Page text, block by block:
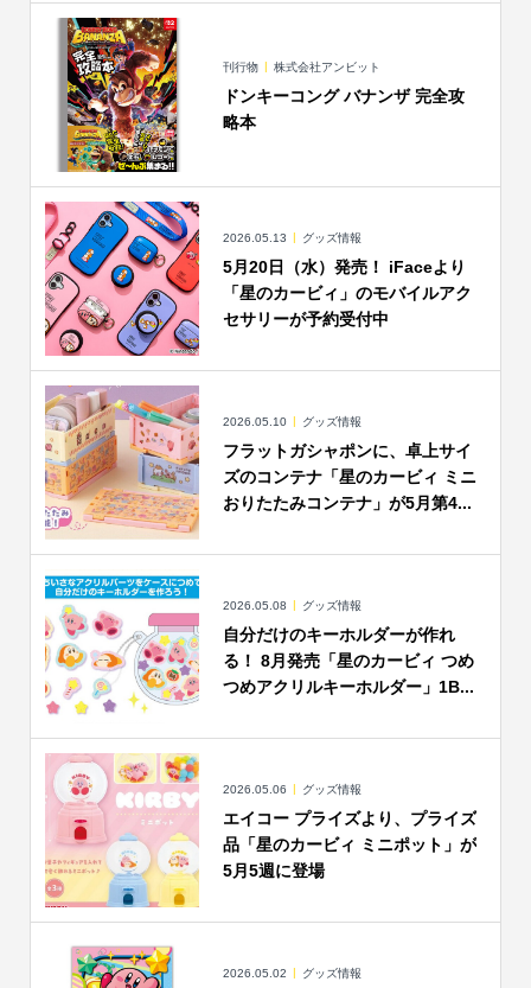
刊行物 株式会社アンビット
ドンキーコング バナンザ 完全攻
略本
2026.05.13 グッズ情報
5月20日（水）発売！ iFaceより
「星のカービィ」のモバイルアク
セサリーが予約受付中
2026.05.10 グッズ情報
フラットガシャポンに、卓上サイ
ズのコンテナ「星のカービィ ミニ
おりたたみコンテナ」が5月第4...
2026.05.08 グッズ情報
自分だけのキーホルダーが作れ
る！ 8月発売「星のカービィ つめ
つめアクリルキーホルダー」1B...
2026.05.06 グッズ情報
エイコー プライズより、プライズ
品「星のカービィ ミニポット」が
5月5週に登場
2026.05.02 グッズ情報